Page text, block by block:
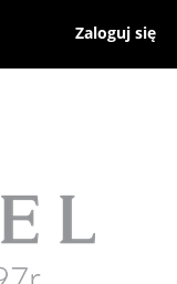
Zaloguj się